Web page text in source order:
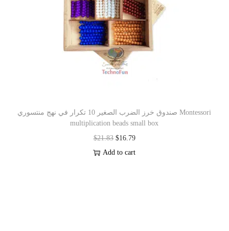
صندوق خرز الضرب الصغير 10 تكرار في نهج منتسوري Montessori
multiplication beads small box
$21.83 $16.79
Add to cart